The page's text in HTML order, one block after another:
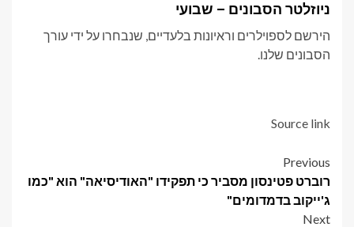
ניוזלטר הסבונים – שבועי
הירשם לספוילרים וראיונות בלעדיים, שנבחרו על ידי עורך
הסבונים שלנו.
Source link
Post
navigation
Previous
רוברט פטינסון מסביר כי תפקידו "האודיסיאה" הוא "כמו
ג'ייקוב בדמדומים"
Next